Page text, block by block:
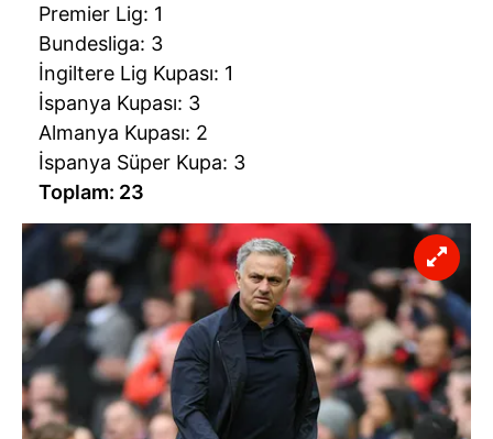
Premier Lig: 1
Bundesliga: 3
İngiltere Lig Kupası: 1
İspanya Kupası: 3
Almanya Kupası: 2
İspanya Süper Kupa: 3
Toplam: 23